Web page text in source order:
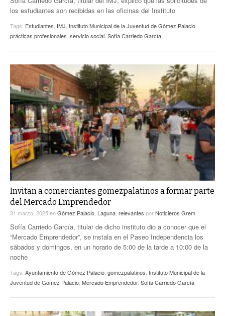
los estudiantes son recibidas en las oficinas del Instituto
Tags: Estudiantes IMJ Instituto Municipal de la Juventud de Gómez Palacio
prácticas profesionales servicio social Sofía Carriedo García
Invitan a comerciantes gomezpalatinos a formar parte
del Mercado Emprendedor
31 marzo, 2025enGómez Palacio Laguna relevantes porNoticieros Grem
Sofía Carriedo García, titular de dicho instituto dio a conocer que el
“Mercado Emprendedor”, se instala en el Paseo Independencia los
sábados y domingos, en un horario de 5:00 de la tarde a 10:00 de la
noche
Tags: Ayuntamiento de Gómez Palacio gomezpalatinos Instituto Municipal de la
Juventud de Gómez Palacio Mercado Emprendedor, Sofía Carriedo García